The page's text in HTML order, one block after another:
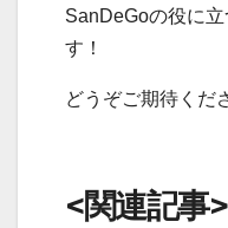
SanDeGoの役に
す！
どうぞご期待くだ
<関連記事>